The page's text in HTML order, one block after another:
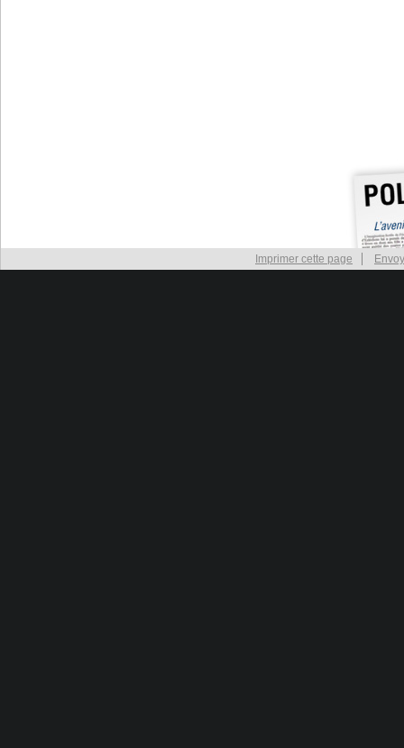
Imprimer cette page